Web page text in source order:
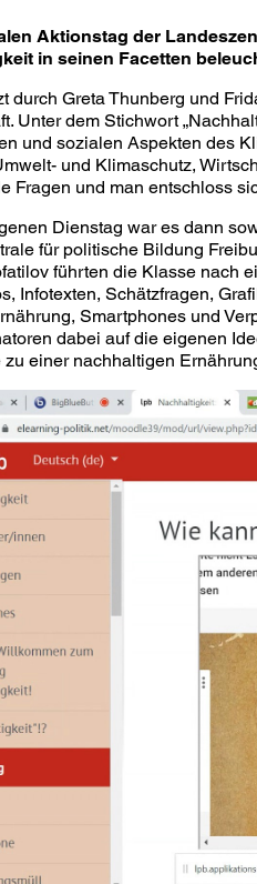
Aktionstag der
in seinen Facetten
durch Greta Thunberg und
Unter dem Stichwort
und sozialen Aspekten des
und Klimaschutz,
Fragen und man entschloss
Dienstag war es dann
für politische Bildung
führten die Klasse nach
Infotexten, Schätzfragen,
Smartphones und
dabei auf die eigenen
zu einer nachhaltigen